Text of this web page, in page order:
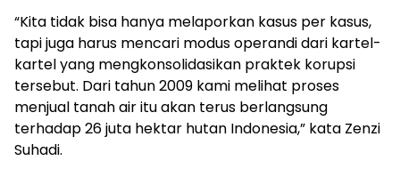
“Kita tidak bisa hanya melaporkan kasus per kasus,
tapi juga harus mencari modus operandi dari kartel-
kartel yang mengkonsolidasikan praktek korupsi
tersebut. Dari tahun 2009 kami melihat proses
menjual tanah air itu akan terus berlangsung
terhadap 26 juta hektar hutan Indonesia,” kata Zenzi
Suhadi.